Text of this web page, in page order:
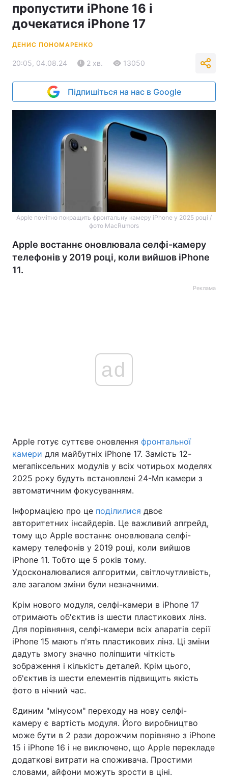
пропустити iPhone 16 і
дочекатися iPhone 17
ДЕНИС ПОНОМАРЕНКО
20:05, 04.08.24 2 хв. 13050
Підпишіться на нас в Google
Apple помітно покращить фронтальну камеру iPhone у 2025 році /
фото MacRumors
Apple востаннє оновлювала селфі-камеру
телефонів у 2019 році, коли вийшов iPhone
11.
Реклама
ad
Apple готує суттєве оновлення фронтальної
камери для майбутніх iPhone 17. Замість 12-
мегапіксельних модулів у всіх чотирьох моделях
2025 року будуть встановлені 24-Мп камери з
автоматичним фокусуванням.
Інформацією про це поділилися двоє
авторитетних інсайдерів. Це важливий апгрейд,
тому що Apple востаннє оновлювала селфі-
камеру телефонів у 2019 році, коли вийшов
iPhone 11. Тобто ще 5 років тому.
Удосконалювалися алгоритми, світлочутливість,
але загалом зміни були незначними.
Крім нового модуля, селфі-камери в iPhone 17
отримають об'єктив із шести пластикових лінз.
Для порівняння, селфі-камери всіх апаратів серії
iPhone 15 мають п'ять пластикових лінз. Ці зміни
дадуть змогу значно поліпшити чіткість
зображення і кількість деталей. Крім цього,
об'єктив із шести елементів підвищить якість
фото в нічний час.
Єдиним "мінусом" переходу на нову селфі-
камеру є вартість модуля. Його виробництво
може бути в 2 рази дорожчим порівняно з iPhone
15 і iPhone 16 і не виключено, що Apple перекладе
додаткові витрати на споживача. Простими
словами, айфони можуть зрости в ціні.